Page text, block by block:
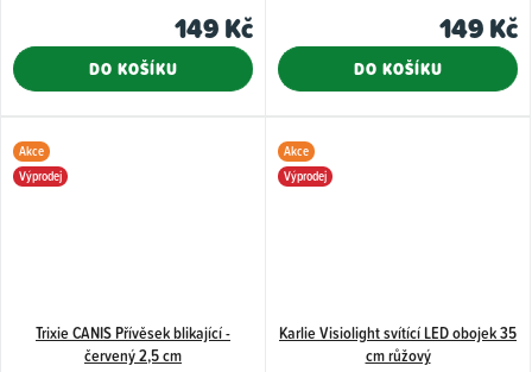
149 Kč
DO KOŠÍKU
149 Kč
DO KOŠÍKU
Akce
Výprodej
Trixie CANIS Přívěsek blikající -
červený 2,5 cm
Akce
Výprodej
Karlie Visiolight svítící LED obojek 35
cm růžový